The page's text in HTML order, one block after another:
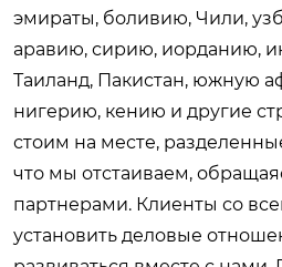
эмираты, боливию, Чили,
аравию, сирию, иорданию,
Таиланд, Пакистан, южную
нигерию, кению и другие
стоим на месте,
что мы отстаиваем,
партнерами. Клиенты со
установить деловые